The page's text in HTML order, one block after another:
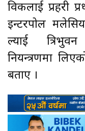
विकलाई प्रहरी
इन्टरपोल
ल्याई त्रिभुवन
नियन्त्रणमा
बताए ।